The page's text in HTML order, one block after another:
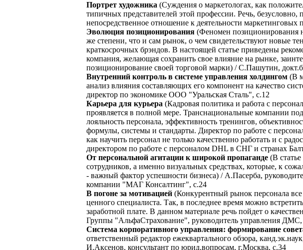
Портрет художника (Суждения о маркетологах, как
типичных представителей этой профессии. Речь,
непосредственное отношение к деятельности
Эволюция позиционирования (Феномен позиционирования
же степени, что и сам рынок, о чем свидетельствуют новые
краткосрочных брэндов. В настоящей статье приведены
компания, желающая сохранить свое влияние на рынке,
позиционирование своей торговой марки) / С.Пашутин,
Внутренний контроль в системе управления холдингом (В
анализ влияния составляющих его компонент на качество
директор по экономике ООО "Уральская Сталь", с.12
Карьера для курьера (Кадровая политика и работа с
проявляется в полной мере. Транснациональные компании
лояльность персонала, эффективность тренингов,
формулы, системы и стандарты. Директор по работе с
как научить персонал не только качественно работать и с
директором по работе с персоналом DHL в СНГ и странах
От персональной агитации к широкой пропаганде (В
сотрудников, а именно визуальных средствах, которые, к
- важный фактор успешности бизнеса) / А.Пасерба,
компании "МАГ Консалтинг", с.24
В погоне за мотивацией (Конкурентный рынок персонала все
ценного специалиста. Так, в последнее время можно
заработной плате. В данном материале речь пойдет о
Группы "АльфаСтрахование", руководитель управления ДМС,
Система корпоративного управления: формирование
ответственный редактор ежеквартального обзора,
И.Аксенов, консультант по юрид.вопросам, г.Москва, с.34